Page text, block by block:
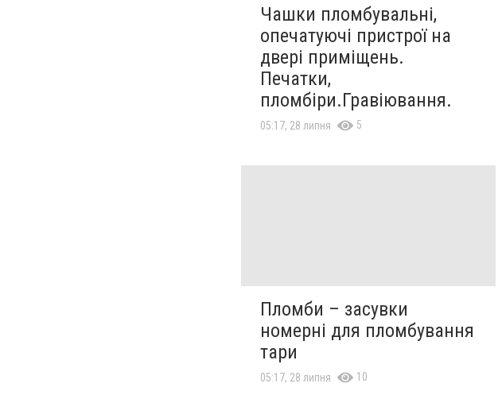
Чашки пломбувальні,
опечатуючі пристрої на
двері приміщень.
Печатки,
пломбіри.Гравіювання.
05:17, 28 липня 5
Пломби – засувки
номерні для пломбування
тари
05:17, 28 липня 10